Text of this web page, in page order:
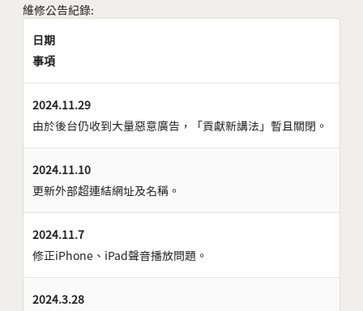
維修公告紀錄:
日期
事項
2024.11.29
由於後台仍收到大量惡意廣告，「貢獻新講法」暫且關閉。
2024.11.10
更新外部超連結網址及名稱。
2024.11.7
修正iPhone、iPad聲音播放問題。
2024.3.28